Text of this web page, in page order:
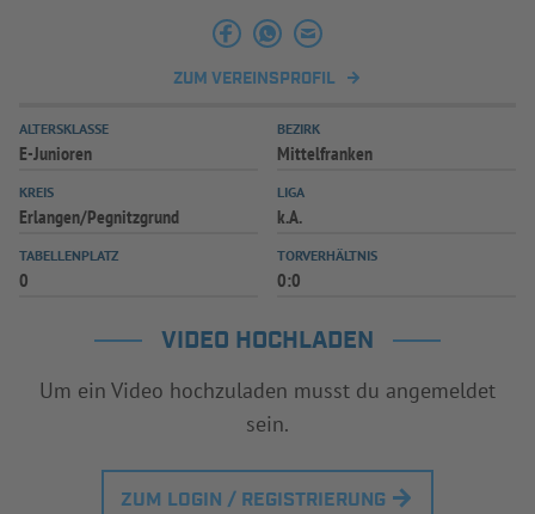
ZUM VEREINSPROFIL
ALTERSKLASSE
E-Junioren
BEZIRK
Mittelfranken
KREIS
Erlangen/Pegnitzgrund
LIGA
k.A.
TABELLENPLATZ
0
TORVERHÄLTNIS
0:0
VIDEO HOCHLADEN
Um ein Video hochzuladen musst du angemeldet
sein.
ZUM LOGIN / REGISTRIERUNG